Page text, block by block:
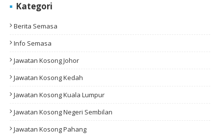
Kategori
Berita Semasa
Info Semasa
Jawatan Kosong Johor
Jawatan Kosong Kedah
Jawatan Kosong Kuala Lumpur
Jawatan Kosong Negeri Sembilan
Jawatan Kosong Pahang